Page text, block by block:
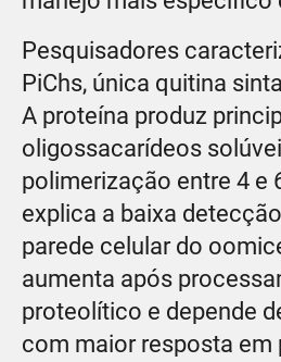
Pesquisadores
PiChs, única quitina
A proteína produz
oligossacarídeos
polimerização entre 4 e
explica a baixa
parede celular do
aumenta após
proteolítico e depende
com maior resposta em